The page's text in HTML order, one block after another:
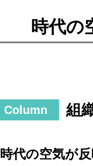
時代の
Column 組
時代の空気が